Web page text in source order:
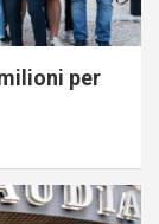
per